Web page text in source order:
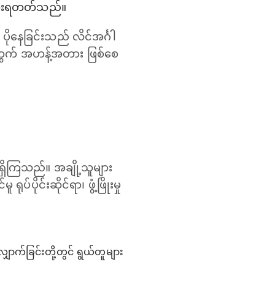
ားရတတ်သည်။
ပိုနေခြင်းသည် လိင်အင်္ဂါ
တွက် အဟန့်အတား ဖြစ်စေ
ကြသည်။ အချို့သူများ
ပ်ပိုင်းဆိုင်ရာ၊ ဖွံ့ဖြိုးမှု
ျှောက်ခြင်းတို့တွင် ရွယ်တူများ